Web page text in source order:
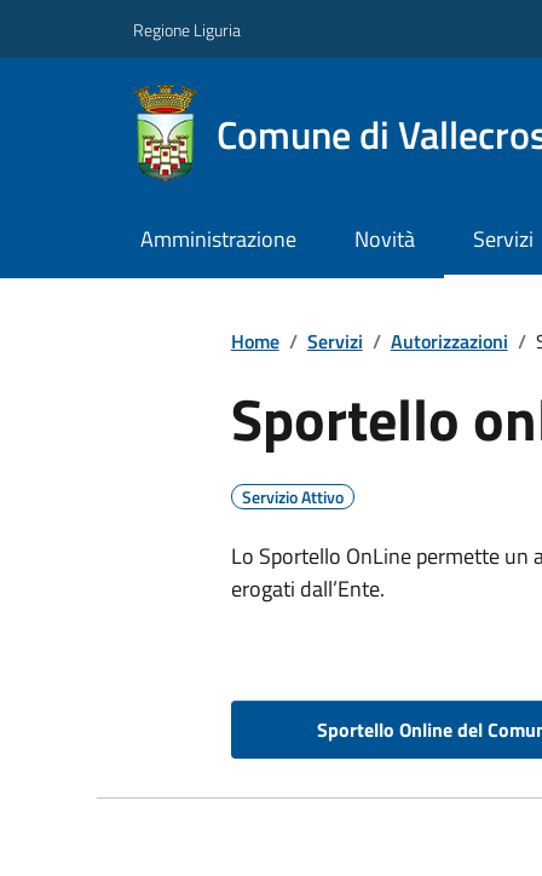
Regione Liguria
Comune di
Amministrazione Novità Servizi
Home / Servizi / Autorizzazioni /
Sportello
Servizio Attivo
Lo Sportello OnLine permette un
erogati dall’Ente.
Sportello Online del